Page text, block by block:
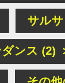
サル
ダンス (2)